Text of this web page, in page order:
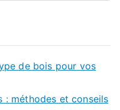
de bois pour vos
: méthodes et conseils